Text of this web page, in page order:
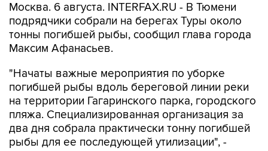
Москва. 6 августа. INTERFAX.RU - В Тюмени
подрядчики собрали на берегах Туры около
тонны погибшей рыбы, сообщил глава города
Максим Афанасьев.
"Начаты важные мероприятия по уборке
погибшей рыбы вдоль береговой линии реки
на территории Гагаринского парка, городского
пляжа. Специализированная организация за
два дня собрала практически тонну погибшей
рыбы для ее последующей утилизации", -